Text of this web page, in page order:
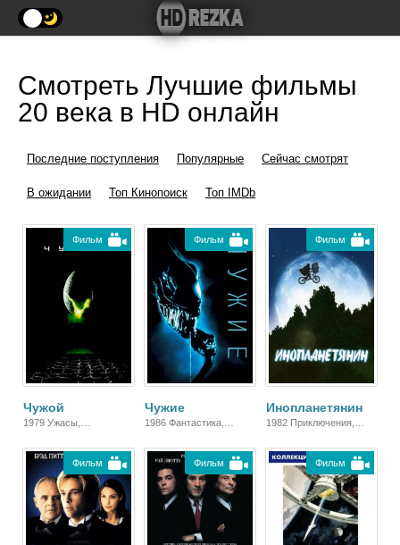
Смотреть Лучшие фильмы
20 века в HD онлайн
Последние поступления Популярные Сейчас смотрят
В ожидании Топ Кинопоиск Топ IMDb
Фильм
Чужой
1979 Ужасы,
Зарубежный
Фильм
Чужие
1986 Фантастика,
Зарубежный
Фильм
Инопланетянин
1982 Приключения,
Семейный,
Зарубежный, Драма
Фильм Фильм Фильм